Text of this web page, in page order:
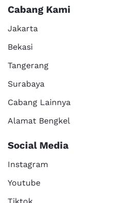
Cabang Kami
Jakarta
Bekasi
Tangerang
Surabaya
Cabang Lainnya
Alamat Bengkel
Social Media
Instagram
Youtube